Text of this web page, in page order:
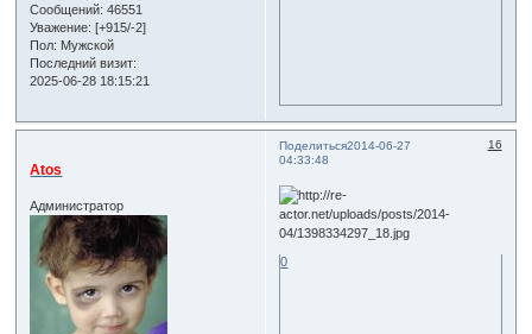
Сообщений: 46551
Уважение: [+915/-2]
Пол: Мужской
Последний визит:
2025-06-28 18:15:21
Поделиться 16
2014-06-27
04:33:48
Atos
Администратор
0